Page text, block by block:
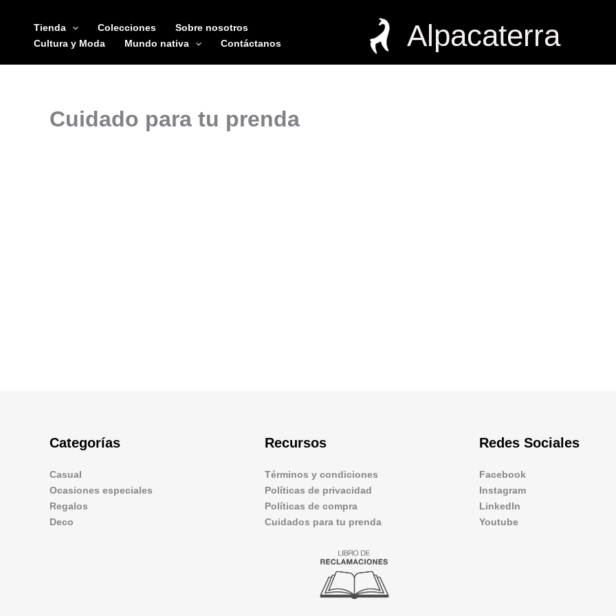
contenido
Tienda Colecciones
Sobre nosotros
Cultura y Moda
Mundo nativa Contáctanos Alpacaterra
Cuidado para tu prenda
Categorías
Casual
Ocasiones especiales
Regalos
Deco
Recursos
Términos y condiciones
Políticas de privacidad
Políticas de compra
Cuidados para tu prenda
Redes Sociales
Facebook
Instagram
LinkedIn
Youtube